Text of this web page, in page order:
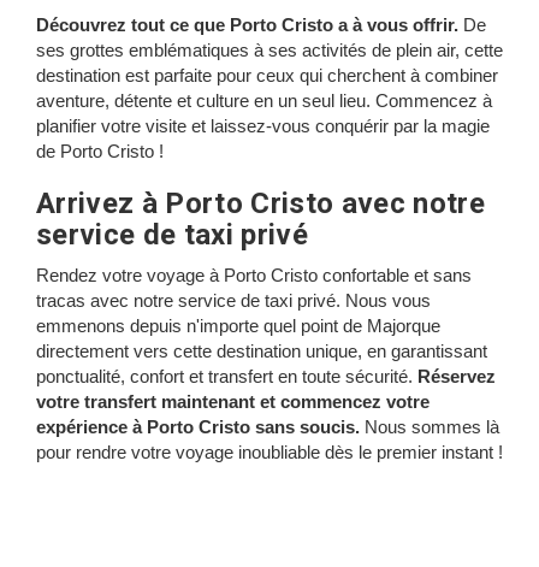
Découvrez tout ce que Porto Cristo a à vous offrir. De
ses grottes emblématiques à ses activités de plein air, cette
destination est parfaite pour ceux qui cherchent à combiner
aventure, détente et culture en un seul lieu. Commencez à
planifier votre visite et laissez-vous conquérir par la magie
de Porto Cristo !
Arrivez à Porto Cristo avec notre
service de taxi privé
Rendez votre voyage à Porto Cristo confortable et sans
tracas avec notre service de taxi privé. Nous vous
emmenons depuis n'importe quel point de Majorque
directement vers cette destination unique, en garantissant
ponctualité, confort et transfert en toute sécurité. Réservez
votre transfert maintenant et commencez votre
expérience à Porto Cristo sans soucis. Nous sommes là
pour rendre votre voyage inoubliable dès le premier instant !